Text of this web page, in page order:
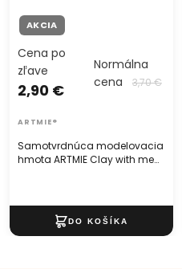
AKCIA
Samotvrdnúca modelovacia
hmota ARTMIE Clay with me
Cena po
zľave
2,90 €
Normálna
cena
3,70 €
ARTMIE®